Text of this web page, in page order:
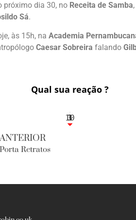
próximo dia 30, no Receita de Samba
Sá.
às 15h, na Academia
Caesar Sobreira falando
Qual sua reação ?
3
1
1
3
10
ANTERIOR
Porta Retratos